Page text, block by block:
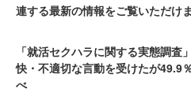
連する最新の情報をご覧いただけま
「就活セクハラに関する実態調査
快・不適切な言動を受けたが
べ